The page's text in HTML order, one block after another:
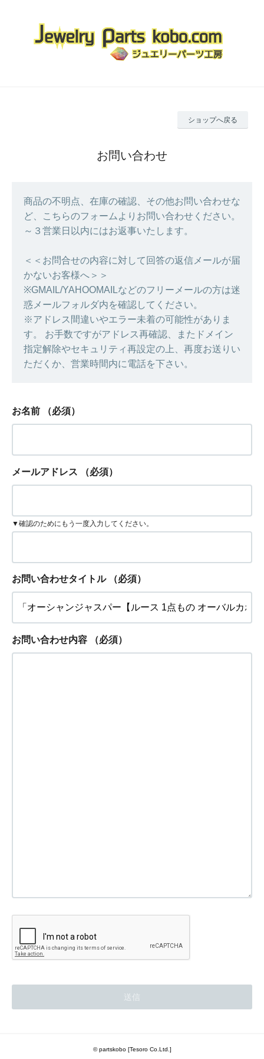
ショップへ戻る
お問い合わせ
商品の不明点、在庫の確認、その他お問い合わせな
ど、こちらのフォームよりお問い合わせください。
～３営業日以内にはお返事いたします。
＜＜お問合せの内容に対して回答の返信メールが届
かないお客様へ＞＞
※GMAIL/YAHOOMAILなどのフリーメールの方は迷
惑メールフォルダ内を確認してください。
※アドレス間違いやエラー未着の可能性がありま
す。 お手数ですがアドレス再確認、またドメイン
指定解除やセキュリティ再設定の上、再度お送りい
ただくか、営業時間内に電話を下さい。
お名前 （必須）
メールアドレス （必須）
▼確認のためにもう一度入力してください。
お問い合わせタイトル （必須）
お問い合わせ内容 （必須）
© partskobo [Tesoro Co.Ltd.]